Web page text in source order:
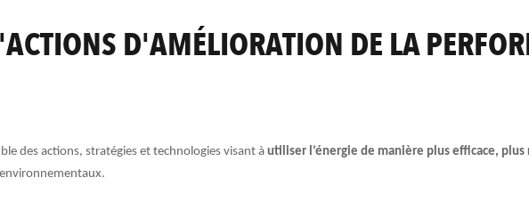
D'AMÉLIORATION DE LA
des actions, stratégies et technologies visant à utiliser l’énergie de manière plus efficace,